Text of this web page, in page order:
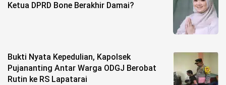
©
Ketua DPRD Bone Berakhir Damai?
Bukti Nyata Kepedulian, Kapolsek
Pujananting Antar Warga ODGJ Berobat
Rutin ke RS Lapatarai